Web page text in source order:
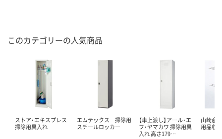
このカテゴリーの人気商品
ストア・エキスプレス
掃除用具入れ
エムテックス 掃除用
スチールロッカー
【車上渡し】アール・エ
フ・ヤマカワ 掃除用具
入れ 高さ179…
山崎産
用品収